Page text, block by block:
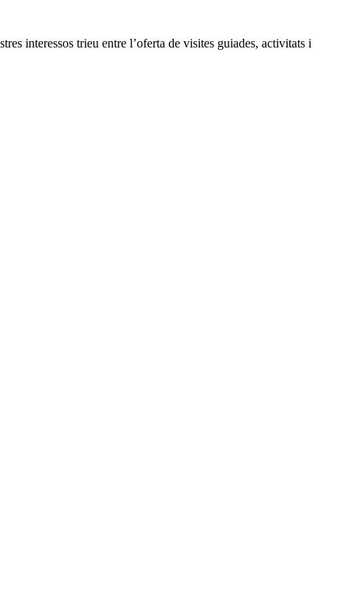
interessos trieu entre l’oferta de visites guiades, activitats i